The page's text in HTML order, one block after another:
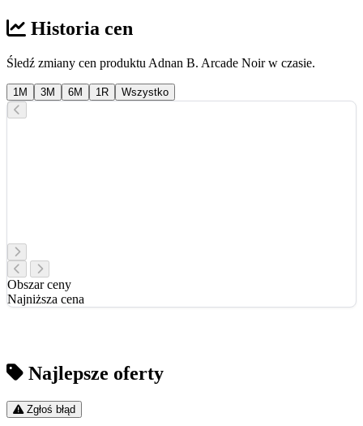
Historia cen
Śledź zmiany cen produktu Adnan B. Arcade Noir w czasie.
1M 3M 6M 1R Wszystko
Obszar ceny
Najniższa cena
Najlepsze oferty
Zgłoś błąd